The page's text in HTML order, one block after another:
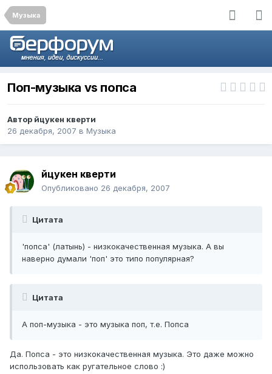
Музыка
Поп-музыка vs попса
Автор йцукен кверти
26 декабря, 2007 в Музыка
йцукен кверти
Опубликовано 26 декабря, 2007
Цитата
'попса' (латынь) - низкокачественная музыка. А вы
наверно думали 'поп' это типо популярная?
Цитата
А поп-музыка - это музыка поп, т.е. Попса
Да. Попса - это низкокачественная музыка. Это даже можно
использовать как ругательное слово :)